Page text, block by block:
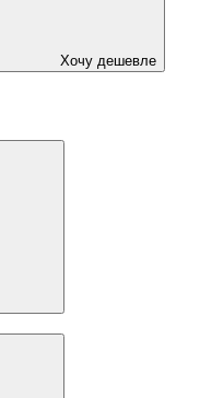
Хочу дешевле